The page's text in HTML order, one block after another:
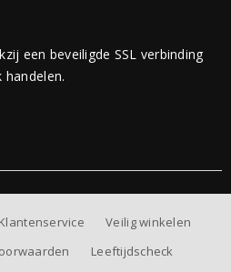
een beveiligde SSL verbinding
Klantenservice
Veilig winkelen
Leeftijdscheck